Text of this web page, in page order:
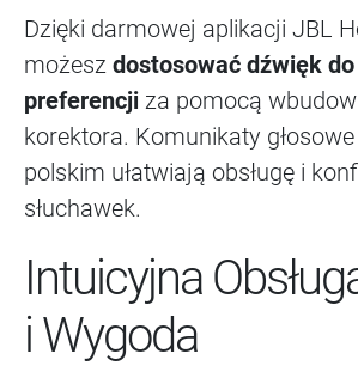
Dzięki darmowej aplikacji JBL
możesz dostosować dźwięk
preferencji za pomocą
korektora. Komunikaty
polskim ułatwiają obsługę i
słuchawek.
Intuicyjna
i Wygoda